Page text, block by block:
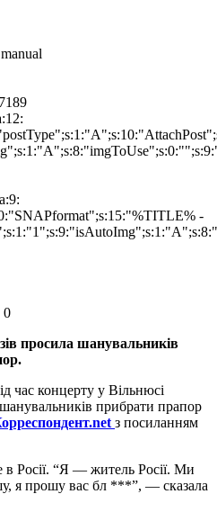
manual
-
0
просила шанувальників
час концерту у Вільнюсі
прибрати прапор
з посиланням
Росії. “Я — житель Росії. Ми
я прошу вас бл ***”, — сказала